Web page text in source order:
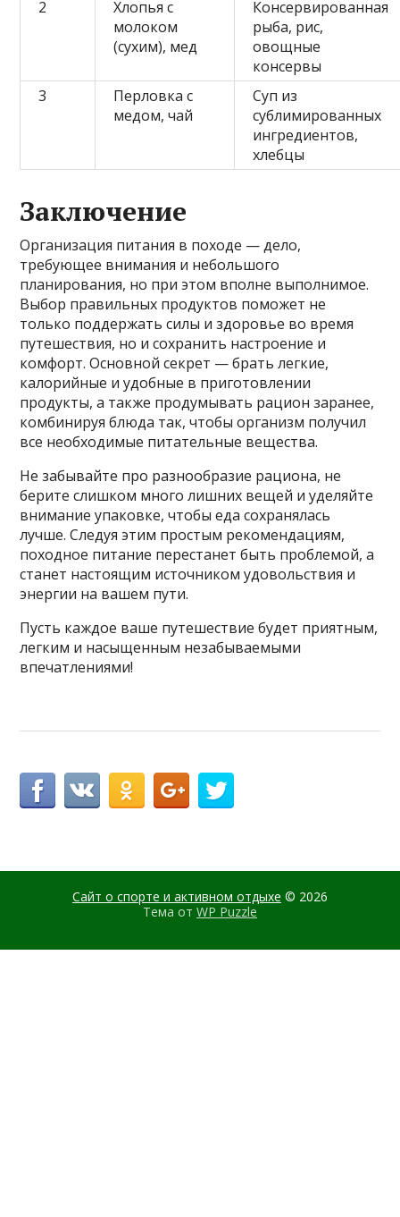
2
Хлопья с
молоком
(сухим), мед
Консервированная
рыба, рис,
овощные
консервы
3
Перловка с
медом, чай
Суп из
сублимированных
ингредиентов,
хлебцы
Заключение
Организация питания в походе — дело,
требующее внимания и небольшого
планирования, но при этом вполне выполнимое.
Выбор правильных продуктов поможет не
только поддержать силы и здоровье во время
путешествия, но и сохранить настроение и
комфорт. Основной секрет — брать легкие,
калорийные и удобные в приготовлении
продукты, а также продумывать рацион заранее,
комбинируя блюда так, чтобы организм получил
все необходимые питательные вещества.
Не забывайте про разнообразие рациона, не
берите слишком много лишних вещей и уделяйте
внимание упаковке, чтобы еда сохранялась
лучше. Следуя этим простым рекомендациям,
походное питание перестанет быть проблемой, а
станет настоящим источником удовольствия и
энергии на вашем пути.
Пусть каждое ваше путешествие будет приятным,
легким и насыщенным незабываемыми
впечатлениями!
Сайт о спорте и активном отдыхе © 2026
Тема от WP Puzzle